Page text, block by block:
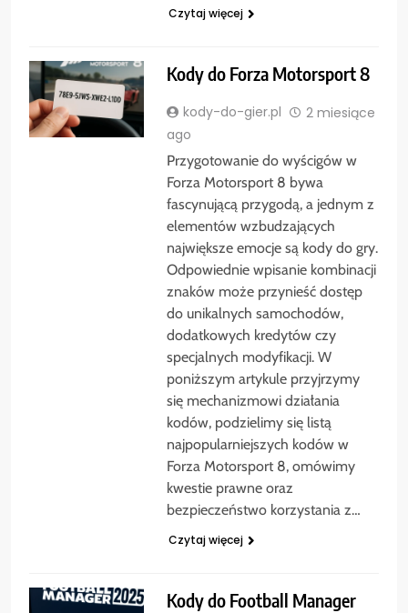
Czytaj więcej
Kody do Forza Motorsport 8
kody-do-gier.pl
2 miesiące
ago
Przygotowanie do wyścigów w
Forza Motorsport 8 bywa
fascynującą przygodą, a jednym z
elementów wzbudzających
największe emocje są kody do gry.
Odpowiednie wpisanie kombinacji
znaków może przynieść dostęp
do unikalnych samochodów,
dodatkowych kredytów czy
specjalnych modyfikacji. W
poniższym artykule przyjrzymy
się mechanizmowi działania
kodów, podzielimy się listą
najpopularniejszych kodów w
Forza Motorsport 8, omówimy
kwestie prawne oraz
bezpieczeństwo korzystania z…
Czytaj więcej
Kody do Football Manager